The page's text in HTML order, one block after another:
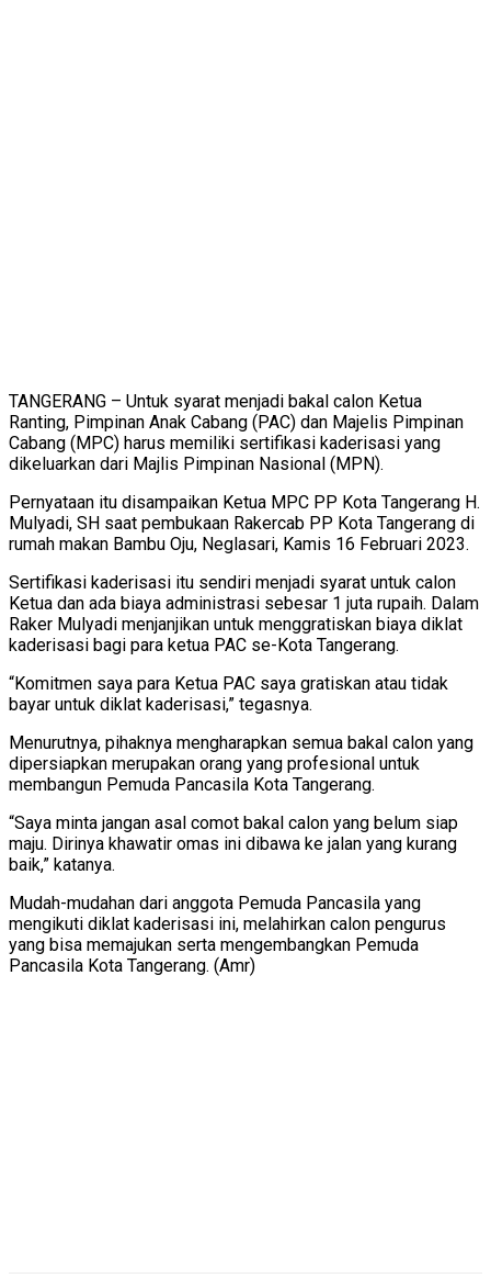
TANGERANG – Untuk syarat menjadi bakal calon Ketua
Ranting, Pimpinan Anak Cabang (PAC) dan Majelis Pimpinan
Cabang (MPC) harus memiliki sertifikasi kaderisasi yang
dikeluarkan dari Majlis Pimpinan Nasional (MPN).
Pernyataan itu disampaikan Ketua MPC PP Kota Tangerang H.
Mulyadi, SH saat pembukaan Rakercab PP Kota Tangerang di
rumah makan Bambu Oju, Neglasari, Kamis 16 Februari 2023.
Sertifikasi kaderisasi itu sendiri menjadi syarat untuk calon
Ketua dan ada biaya administrasi sebesar 1 juta rupaih. Dalam
Raker Mulyadi menjanjikan untuk menggratiskan biaya diklat
kaderisasi bagi para ketua PAC se-Kota Tangerang.
“Komitmen saya para Ketua PAC saya gratiskan atau tidak
bayar untuk diklat kaderisasi,” tegasnya.
Menurutnya, pihaknya mengharapkan semua bakal calon yang
dipersiapkan merupakan orang yang profesional untuk
membangun Pemuda Pancasila Kota Tangerang.
“Saya minta jangan asal comot bakal calon yang belum siap
maju. Dirinya khawatir omas ini dibawa ke jalan yang kurang
baik,” katanya.
Mudah-mudahan dari anggota Pemuda Pancasila yang
mengikuti diklat kaderisasi ini, melahirkan calon pengurus
yang bisa memajukan serta mengembangkan Pemuda
Pancasila Kota Tangerang. (Amr)